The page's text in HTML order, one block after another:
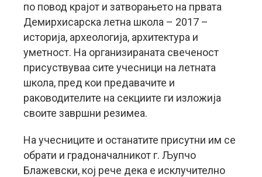
по повод крајот и затворањето на првата
Демирхисарска летна школа – 2017 –
историја, археологија, архитектура и
уметност. На организираната свеченост
присуствуваа сите учесници на летната
школа, пред кои предавачите и
раководителите на секциите ги изложија
своите завршни резимеа.
На учесниците и останатите присутни им се
обрати и градоначалникот г. Љупчо
Блажевски, кој рече дека е исклучително